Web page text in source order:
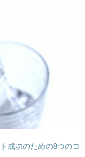
成功のための8つのコ